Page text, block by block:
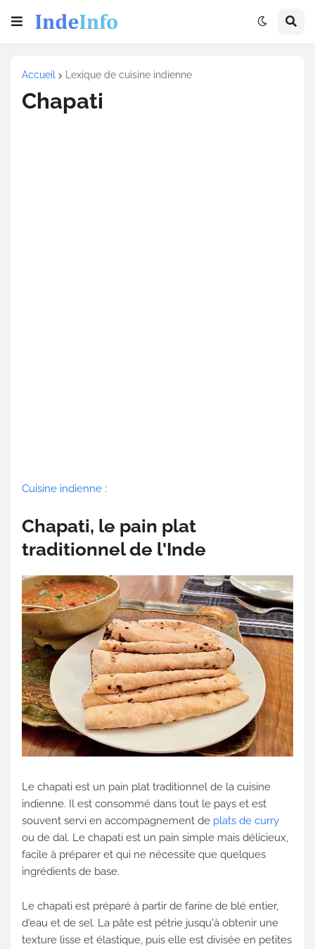
Accueil Lexique de cuisine indienne
Chapati
Cuisine indienne :
Chapati, le pain plat
traditionnel de l'Inde
Le chapati est un pain plat traditionnel de la cuisine
indienne. Il est consommé dans tout le pays et est
souvent servi en accompagnement de plats de curry
ou de dal. Le chapati est un pain simple mais délicieux,
facile à préparer et qui ne nécessite que quelques
ingrédients de base.
Le chapati est préparé à partir de farine de blé entier,
d'eau et de sel. La pâte est pétrie jusqu'à obtenir une
texture lisse et élastique, puis elle est divisée en petites